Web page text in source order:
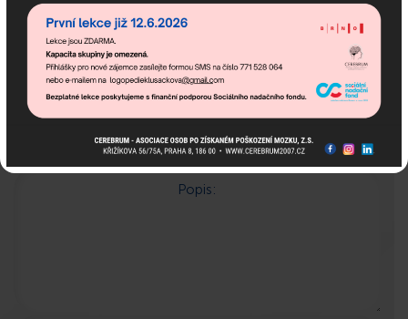
Pokud potřebujete poradit,
jsme tu pro Vás!
Popis: